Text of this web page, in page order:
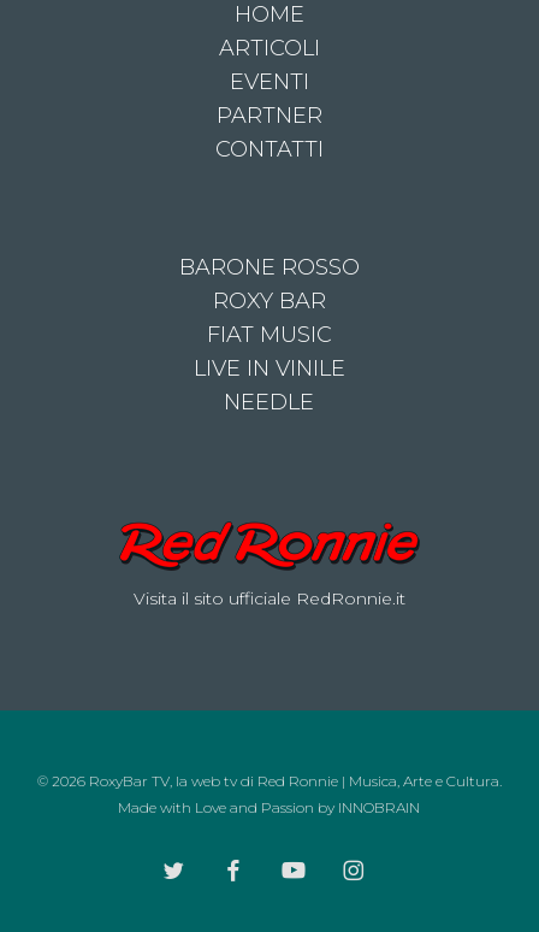
HOME
ARTICOLI
EVENTI
PARTNER
CONTATTI
BARONE ROSSO
ROXY BAR
FIAT MUSIC
LIVE IN VINILE
NEEDLE
Visita il sito ufficiale RedRonnie.it
© 2026 RoxyBar TV, la web tv di Red Ronnie | Musica, Arte e Cultura.
Made with Love and Passion by INNOBRAIN
twitter facebookyoutube instagram